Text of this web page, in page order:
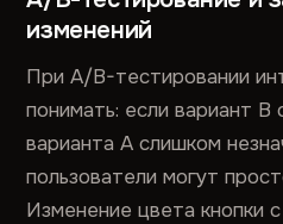
изменений
При A/B-тестировании
понимать: если вариант B
варианта A слишком
пользователи могут
Изменение цвета кнопки